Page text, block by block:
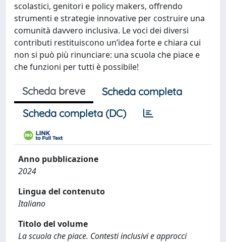
scolastici, genitori e policy makers, offrendo
strumenti e strategie innovative per costruire una
comunità davvero inclusiva. Le voci dei diversi
contributi restituiscono un’idea forte e chiara cui
non si può più rinunciare: una scuola che piace e
che funzioni per tutti è possibile!
Scheda breve
Scheda completa
Scheda completa (DC)
Anno pubblicazione
2024
Lingua del contenuto
Italiano
Titolo del volume
La scuola che piace. Contesti inclusivi e approcci